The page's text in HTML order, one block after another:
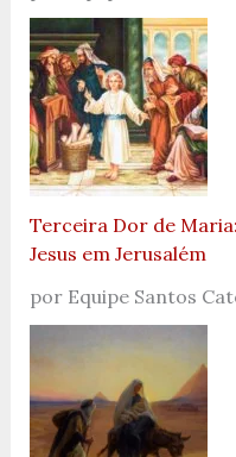
Terceira Dor de
Jesus em Jerusalém
por Equipe Santos